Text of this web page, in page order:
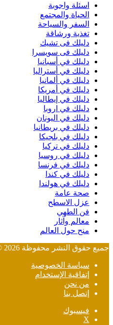
اسئلة واجوبة
الحياة والمجتمع
السفر والسياحة
تغذية ورشاقة
دليلك فى تشيك
دليلك فى سويسرا
دليلك في أسبانيا
دليلك في أستراليا
دليلك في ألمانيا
دليلك في أمريكا
دليلك في إيطاليا
دليلك في اروبا
دليلك في اليونان
دليلك في بريطانيا
دليلك في بلجيكا
دليلك في تركيا
دليلك في روسيا
دليلك في فرنسا
دليلك في كندا
دليلك في هولندا
صحة عامة
عزل الاسطح
فن الطهي
معالم وآثار
منح حول العالم
جميع حقوق النشر محفوظة 2026 © |
سياسة الخصوصية
إتفاقية الإستخدام
من نحن
إتصل بنا
فيسبوك
‫X